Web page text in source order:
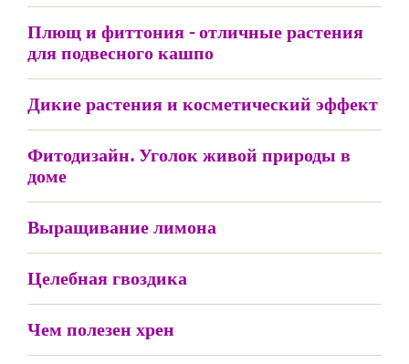
Плющ и фиттония - отличные растения
для подвесного кашпо
Дикие растения и косметический эффект
Фитодизайн. Уголок живой природы в
доме
Выращивание лимона
Целебная гвоздика
Чем полезен хрен